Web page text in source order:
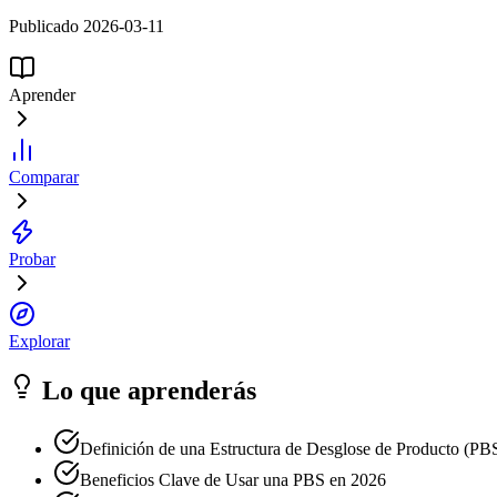
Publicado 2026-03-11
Aprender
Comparar
Probar
Explorar
Lo que aprenderás
Definición de una Estructura de Desglose de Producto
Beneficios Clave de Usar una PBS en 2026